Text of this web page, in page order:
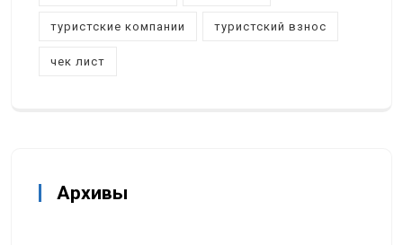
туристские компании туристский взнос
чек лист
Архивы